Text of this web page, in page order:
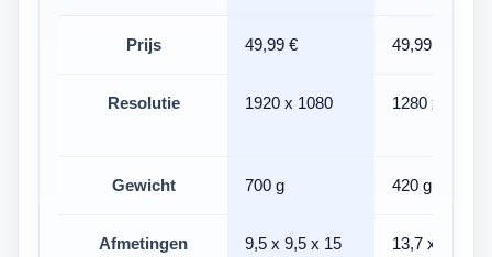
Prijs 49,99 € 49,99 €
Resolutie 1920 x 1080 1280 x 720
Gewicht 700 g 420 g
Afmetingen 9,5 x 9,5 x 15 13,7 x 10,9 x